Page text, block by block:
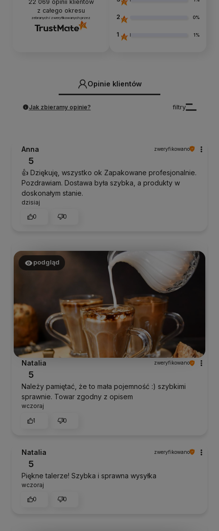
22 069 opinii klientów
z całego okresu
zebranych i zweryfikowanych przez 2 0%
1 1%
Opinie klientów
filtry
Jak zbieramy opinie?
Anna zweryfikowano
5
👍️ Dziękuję, wszystko ok Zapakowane profesjonalnie.
Pozdrawiam. Dostawa była szybka, a produkty w
doskonałym stanie.
dzisiaj
0
0
podgląd
Natalia zweryfikowano
5
Należy pamiętać, że to mała pojemność :) szybkimi
sprawnie. Towar zgodny z opisem
wczoraj
1
0
Natalia zweryfikowano
5
Piękne talerze! Szybka i sprawna wysyłka
wczoraj
0
0